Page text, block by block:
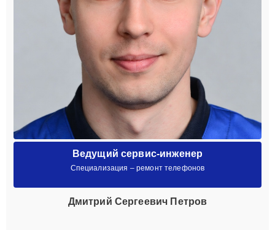
Ведущий сервис-инженер
Специализация – ремонт телефонов
Дмитрий Сергеевич Петров